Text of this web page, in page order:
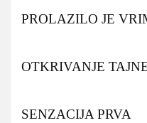
PROLAZILO JE
OTKRIVANJE
SENZACIJA PRVA